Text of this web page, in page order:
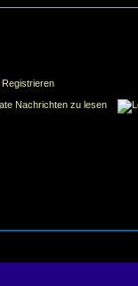
Registrieren
Nachrichten zu lesen